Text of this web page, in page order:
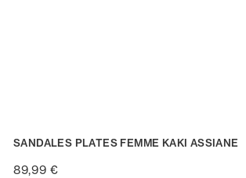
SANDALES PLATES FEMME KAKI ASSIANE
89,99 €